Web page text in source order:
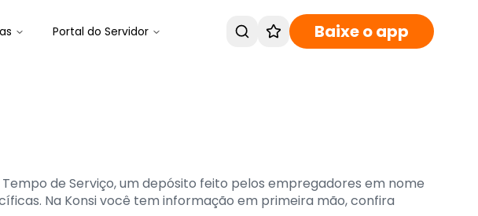
Portal do Servidor Baixe o app
de Serviço, um depósito feito pelos empregadores em nome
Na Konsi você tem informação em primeira mão, confira